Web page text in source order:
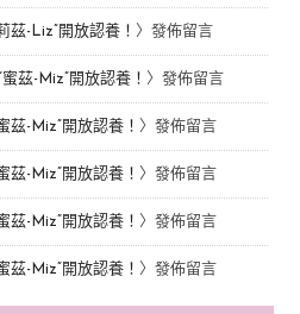
茲-Liz”開放認養！ 〉發佈留言
茲-Miz”開放認養！ 〉發佈留言
茲-Miz”開放認養！ 〉發佈留言
茲-Miz”開放認養！ 〉發佈留言
茲-Miz”開放認養！ 〉發佈留言
茲-Miz”開放認養！ 〉發佈留言